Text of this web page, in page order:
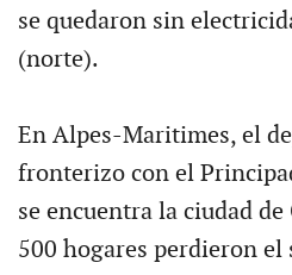
se quedaron sin
(norte).
En Alpes-Maritimes, el
fronterizo con el
se encuentra la ciudad
500 hogares perdieron